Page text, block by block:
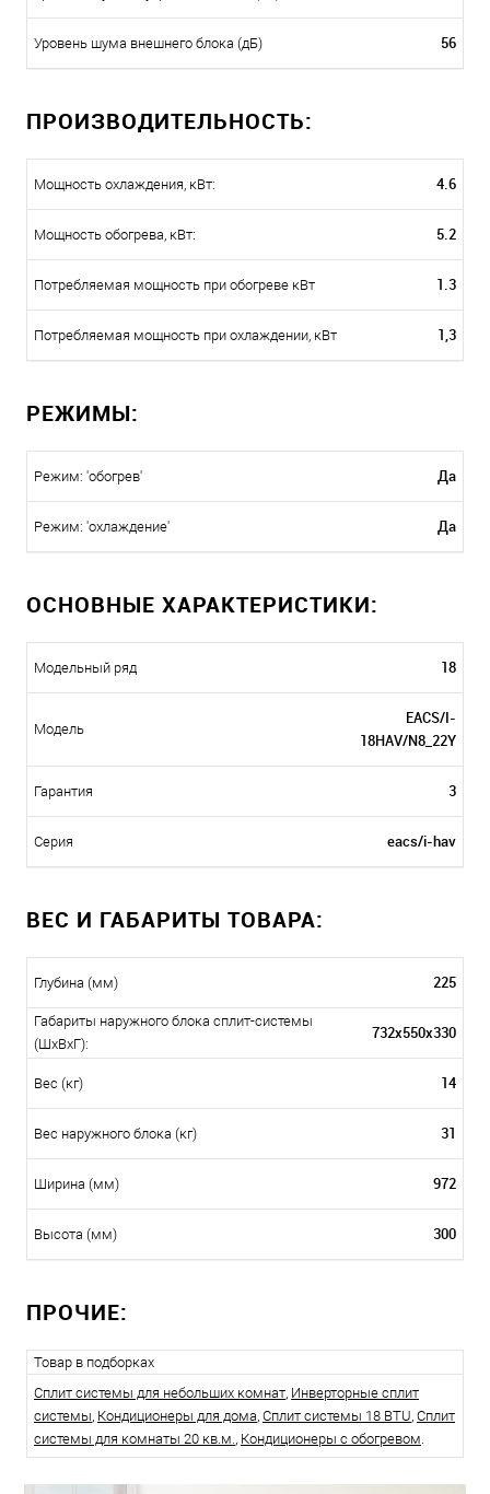
Уровень шума внешнего блока (дБ) 56
ПРОИЗВОДИТЕЛЬНОСТЬ:
Мощность охлаждения, кВт: 4.6
Мощность обогрева, кВт: 5.2
Потребляемая мощность при обогреве кВт 1.3
Потребляемая мощность при охлаждении, кВт 1,3
РЕЖИМЫ:
Режим: 'обогрев' Да
Режим: 'охлаждение' Да
ОСНОВНЫЕ ХАРАКТЕРИСТИКИ:
Модельный ряд 18
Модель
EACS/I-
18HAV/N8_22Y
Гарантия 3
Серия eacs/i-hav
ВЕС И ГАБАРИТЫ ТОВАРА:
Глубина (мм) 225
Габариты наружного блока сплит-системы
(ШxВxГ):
732х550х330
Вес (кг) 14
Вес наружного блока (кг) 31
Ширина (мм) 972
Высота (мм) 300
ПРОЧИЕ:
Товар в подборках
Сплит системы для небольших комнат, Инверторные сплит
системы, Кондиционеры для дома, Сплит системы 18 BTU, Сплит
системы для комнаты 20 кв.м., Кондиционеры с обогревом.